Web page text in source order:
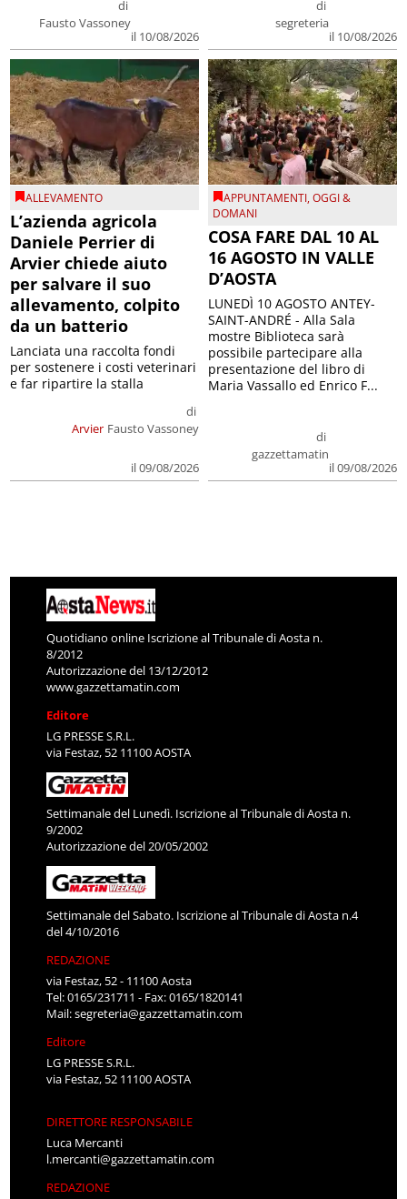
di
Fausto Vassoney
il 10/08/2026
di
segreteria
il 10/08/2026
ALLEVAMENTO
L’azienda agricola
Daniele Perrier di
Arvier chiede aiuto
per salvare il suo
allevamento, colpito
da un batterio
Arvier
di
Fausto Vassoney
il 09/08/2026
Lanciata una raccolta fondi
per sostenere i costi veterinari
e far ripartire la stalla
APPUNTAMENTI,OGGI &
DOMANI
COSA FARE DAL 10 AL
16 AGOSTO IN VALLE
D’AOSTA
di
gazzettamatin
il 09/08/2026
LUNEDÌ 10 AGOSTO ANTEY-
SAINT-ANDRÉ - Alla Sala
mostre Biblioteca sarà
possibile partecipare alla
presentazione del libro di
Maria Vassallo ed Enrico F...
Quotidiano online Iscrizione al Tribunale di Aosta n.
8/2012
Autorizzazione del 13/12/2012
www.gazzettamatin.com
Editore
LG PRESSE S.R.L.
via Festaz, 52 11100 AOSTA
Settimanale del Lunedì. Iscrizione al Tribunale di Aosta n.
9/2002
Autorizzazione del 20/05/2002
Settimanale del Sabato. Iscrizione al Tribunale di Aosta n.4
del 4/10/2016
REDAZIONE
via Festaz, 52 - 11100 Aosta
Tel: 0165/231711 - Fax: 0165/1820141
Mail:segreteria@gazzettamatin.com
Editore
LG PRESSE S.R.L.
via Festaz, 52 11100 AOSTA
DIRETTORE RESPONSABILE
Luca Mercanti
l.mercanti@gazzettamatin.com
REDAZIONE